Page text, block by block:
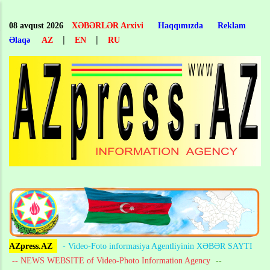
main
content
08 avqust 2026 XƏBƏRLƏR Arxivi Haqqımızda
Reklam
Əlaqə
AZ | EN | RU
AZpress.AZ
- Video-Foto informasiya Agentliyinin XƏBƏR SAYTI
-- NEWS WEBSITE of Video-Photo Information Agency --